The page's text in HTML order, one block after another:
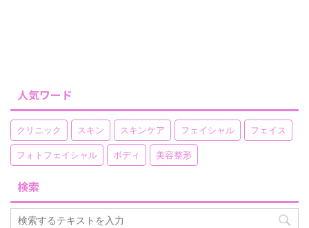
人気ワード
クリニック スキン スキンケア フェイシャル フェイス
フォトフェイシャル ボディ 美容整形
検索